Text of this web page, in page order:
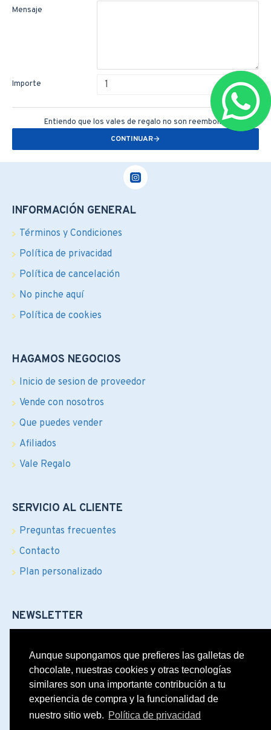
Aunque supongamos que prefieres las galletas de
chocolate, nuestras cookies y otras tecnologías
similares son una importante contribución a tu
experiencia de compra y la funcionalidad de
nuestro sitio web. Política de privacidad
Mensaje
Importe
Entiendo que los vales de regalo no son reembolsables.
CONTINUAR
INFORMACIÓN GENERAL
Términos y Condiciones
Política de privacidad
Política de cancelación
No pinche aquí
Política de cookies
HAGAMOS NEGOCIOS
Inicio de sesion de proveedor
Vende con nosotros
Que puedes vender
Afiliados
Vale Regalo
SERVICIO AL CLIENTE
Preguntas frecuentes
Contacto
Plan personalizado
NEWSLETTER
ultimas novedades, los mejores descuentos y ofertas
exclusivas!
He leído y estoy de acuerdo con elPolítica de privacidad